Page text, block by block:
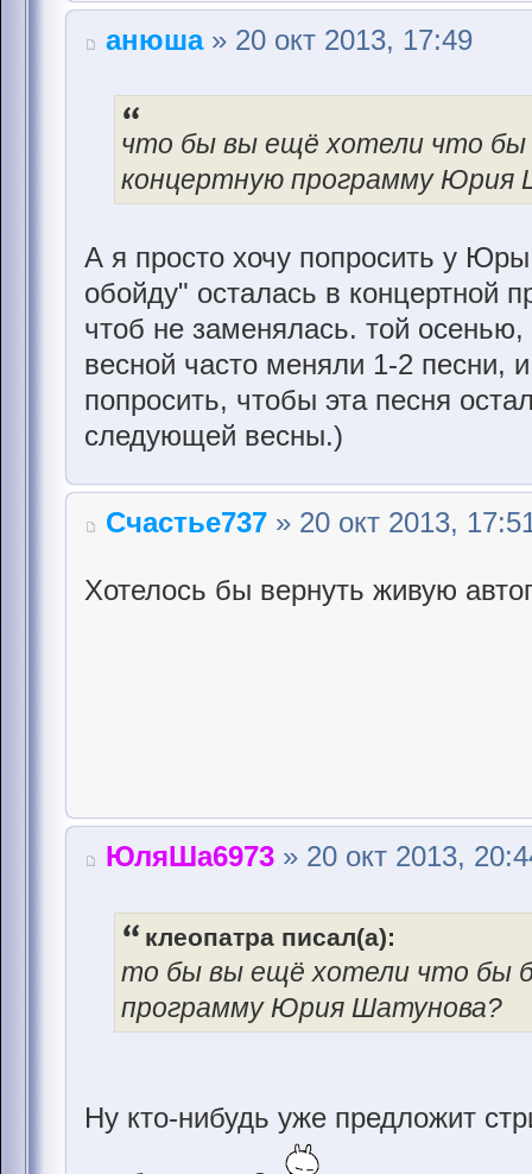
анюша» 20 окт 2013, 17:49
что бы вы ещё хотели что бы
концертную программу Юрия
А я просто хочу попросить у
обойду" осталась в концертной
чтоб не заменялась. той
весной часто меняли 1-2 песни,
попросить, чтобы эта песня
следующей весны.)
Счастье737 » 20 окт 2013,
Хотелось бы вернуть живую
ЮляШа6973 » 20 окт 2013,
клеопатра писал(а):
то бы вы ещё хотели что бы
программу Юрия Шатунова?
Ну кто-нибудь уже предложит